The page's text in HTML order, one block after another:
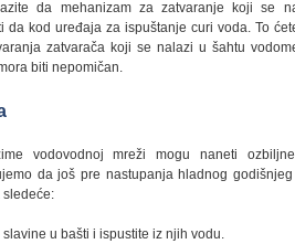
da mehanizam za zatvaranje koji se
kod uređaja za ispuštanje curi voda. To
zatvarača koji se nalazi u šahtu
biti nepomičan.
vodovodnoj mreži mogu naneti
da još pre nastupanja hladnog
sledeće:
slavine u bašti i ispustite iz njih vodu.